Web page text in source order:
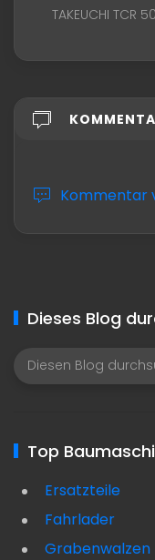
TAKEUCHI TCR
Kommentar
Dieses Blog
Top
Ersatzteile
Fahrlader
Grabenwalzen